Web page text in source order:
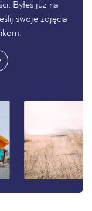
Byłeś już na
swoje zdjęcia